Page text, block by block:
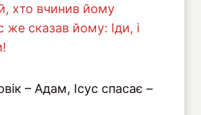
хто вчинив йому
же сказав йому: Іди, і
– Адам, Ісус спасає –